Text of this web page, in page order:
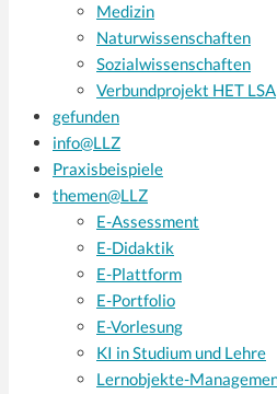
Medizin
Naturwissenschaften
Sozialwissenschaften
Verbundprojekt HET LSA
gefunden
info@LLZ
Praxisbeispiele
themen@LLZ
E-Assessment
E-Didaktik
E-Plattform
E-Portfolio
E-Vorlesung
KI in Studium und Lehre
Lernobjekte-